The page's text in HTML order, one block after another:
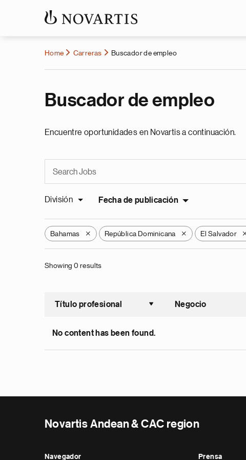
Home Carreras Buscador de empleo
Buscador de empleo
Encuentre oportunidades en Novartis a continuación.
División Fecha de publicación
Bahamas X República Dominicana X El Salvador
Showing 0 results
Título profesional
Ordenar
Negocio
No content has been found.
Novartis Andean & CAC region
Navegador Prensa